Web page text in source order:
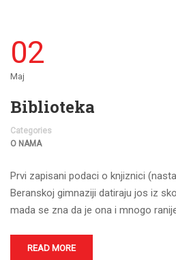
02
Maj
Biblioteka
Categories
O NAMA
Prvi zapisani podaci o knjiznici
Beranskoj gimnaziji datiraju jos iz
mada se zna da je ona i mnogo
READ MORE